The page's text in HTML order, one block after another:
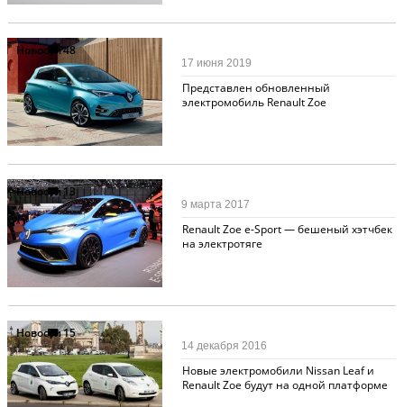
Новости48
Представлен обновленный
электромобиль Renault Zoe
17 июня 2019
Новости13
Renault Zoe e-Sport — бешеный хэтчбек
на электротяге
9 марта 2017
Новости15
Новые электромобили Nissan Leaf и
Renault Zoe будут на одной платформе
14 декабря 2016